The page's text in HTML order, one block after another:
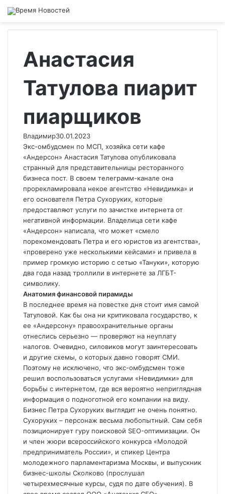
Анастасия
Татулова пиарит
пиарщиков
Владимир30.01.2023
Экс-омбудсмен по МСП, хозяйка сети кафе
«Андерсон» Анастасия Татулова опубликовала
странный для представительницы ресторанного
бизнеса пост. В своем телеграмм-канале она
прорекламировала некое агентство «Невидимка» и
его основателя Петра Сухоруких, которые
предоставляют услуги по зачистке интернета от
негативной информации. Владелица сети кафе
«Андерсон» написала, что может «смело
порекомендовать Петра и его юристов из агентства»,
«проверено уже несколькими кейсами» и привела в
пример громкую историю с сетью «Тануки», которую
два года назад троллили в интернете за ЛГБТ-
символику.
Анатомия финансовой пирамиды
В последнее время на повестке дня стоит имя самой
Татуловой. Как бы она ни критиковала государство, к
ее «Андерсону» правоохранительные органы
отнеслись серьезно — проверяют на неуплату
налогов. Очевидно, силовиков могут заинтересовать
и другие схемы, о которых давно говорят СМИ.
Поэтому не исключено, что экс-омбудсмен тоже
решил воспользоваться услугами «Невидимки» для
борьбы с интернетом, где вся вероятно неприглядная
информация о подноготной его компании на виду.
Бизнес Петра Сухоруких выглядит не очень понятно.
Сухоруких – персонаж весьма любопытный. Сам себя
позиционирует гуру поисковой SEO-оптимизации. Он
и член жюри всероссийского конкурса «Молодой
предприниматель России», и спикер Центра
молодежного парламентаризма Москвы, и выпускник
бизнес-школы Сколково (прослушал
четырехмесячные курсы, судя по дате обучения). В